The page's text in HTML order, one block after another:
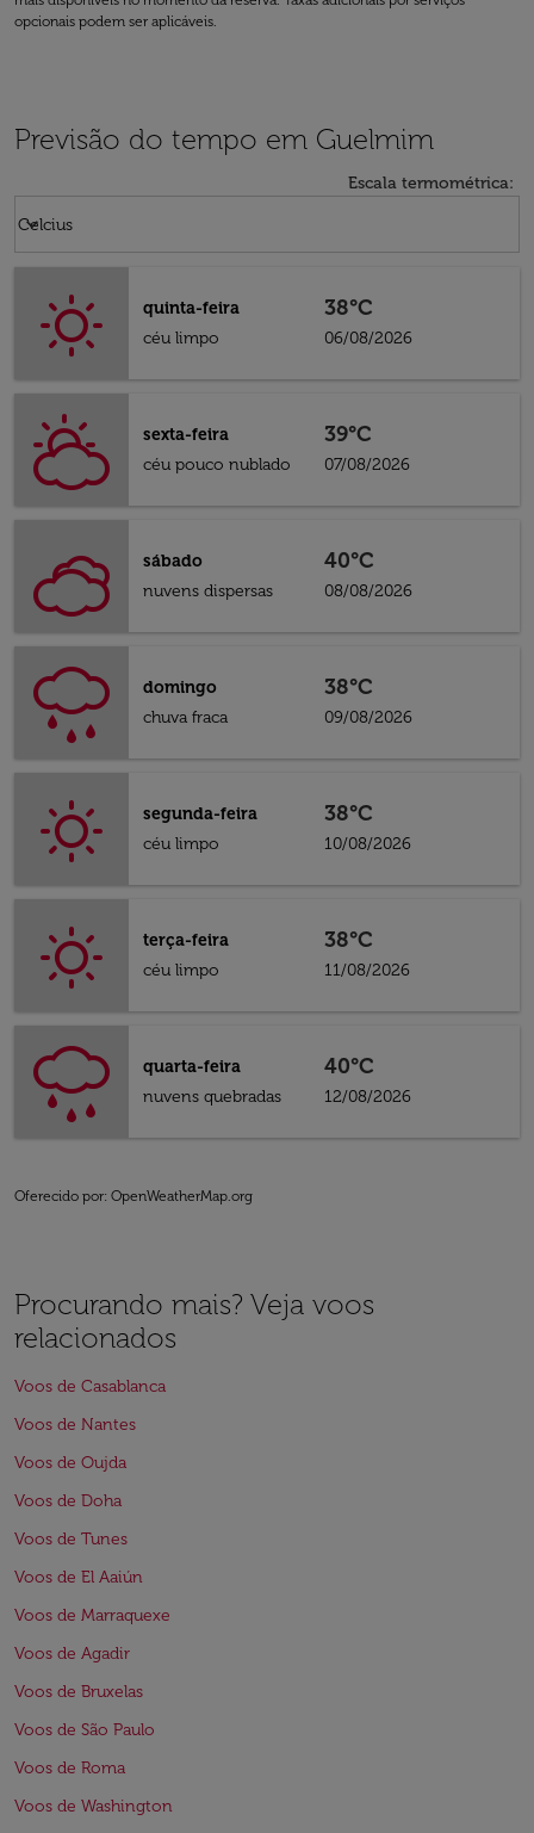
opcionais podem ser aplicáveis.
Previsão do tempo em Guelmim
Escala termométrica:
Celcius
keyboard_arrow_down
quinta-feira
céu limpo
38°C
06/08/2026
sexta-feira
céu pouco nublado
39°C
07/08/2026
sábado
nuvens dispersas
40°C
08/08/2026
domingo
chuva fraca
38°C
09/08/2026
segunda-feira
céu limpo
38°C
10/08/2026
terça-feira
céu limpo
38°C
11/08/2026
quarta-feira
nuvens quebradas
40°C
12/08/2026
Oferecido por: OpenWeatherMap.org
Procurando mais? Veja voos
relacionados
Voos de Casablanca
Voos de Nantes
Voos de Oujda
Voos de Doha
Voos de Tunes
Voos de El Aaiún
Voos de Marraquexe
Voos de Agadir
Voos de Bruxelas
Voos de São Paulo
Voos de Roma
Voos de Washington